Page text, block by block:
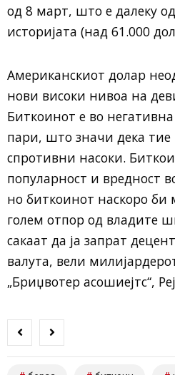
од 8 март, што е далеку
историјата (над 61.000
Американскиот долар
нови високи нивоа на
Биткоинот е во
пари, што значи дека тие
спротивни насоки.
популарност и вредност
но биткоинот наскоро би
голем отпор од владите
сакаат да ја запрат
валута, вели
„Бриџвотер асошиејтс“,